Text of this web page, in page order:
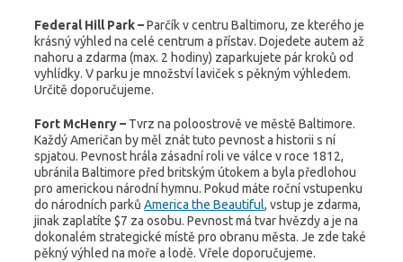
Federal Hill Park –Parčík v centru Baltimoru, ze kterého je
krásný výhled na celé centrum a přístav. Dojedete autem až
nahoru a zdarma (max. 2 hodiny) zaparkujete pár kroků od
vyhlídky. V parku je množství laviček s pěkným výhledem.
Určitě doporučujeme.
Fort McHenry – Tvrz na poloostrově ve městě Baltimore.
Každý Američan by měl znát tuto pevnost a historii s ní
spjatou. Pevnost hrála zásadní roli ve válce v roce 1812,
ubránila Baltimore před britským útokem a byla předlohou
pro americkou národní hymnu. Pokud máte roční vstupenku
do národních parků America the Beautiful, vstup je zdarma,
jinak zaplatíte $7 za osobu. Pevnost má tvar hvězdy a je na
dokonalém strategické místě pro obranu města. Je zde také
pěkný výhled na moře a lodě. Vřele doporučujeme.